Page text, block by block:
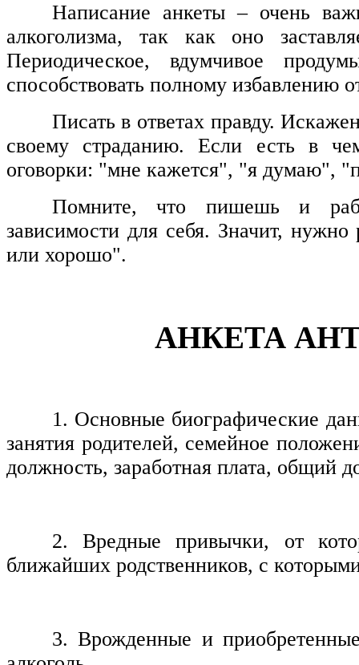
Написание анкеты – очень
алкоголизма, так как оно
Периодическое, вдумчивое
способствовать полному избавлению
Писать в ответах правду.
своему страданию. Если есть в
оговорки: "мне кажется", "я думаю",
Помните, что пишешь и
зависимости для себя. Значит,
или хорошо".
АНКЕТА
1. Основные биографические
занятия родителей, семейное
должность, заработная плата, общий
2. Вредные привычки, от
ближайших родственников, с
3. Врожденные и